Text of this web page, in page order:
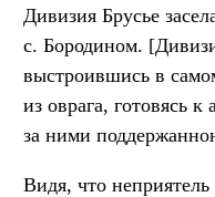
Дивизия Брусье
с. Бородином.
выстроившись в
из оврага, готовясь
за ними
Видя, что